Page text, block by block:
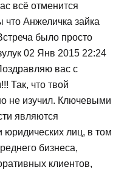
всё отменится
что Анжеличка зайка
было просто
02 Янв 2015 22:24
вас с
Так, что твой
не изучил. Ключевыми
являются
юридических лиц, в том
бизнеса,
клиентов,